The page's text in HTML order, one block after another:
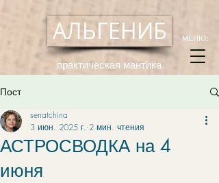
АЛЬГЕНИБ
практическая мантика
МЕНЮ:
Пост
АСТРОСВОДКА на 4
июня
senatchina
3 июн. 2025 г. 2 мин. чтения